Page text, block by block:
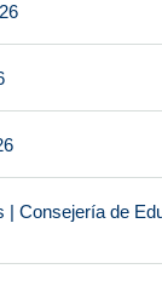
Consejería de